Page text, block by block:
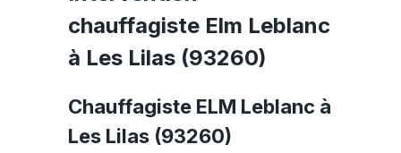
chauffagiste Elm Leblanc
à Les Lilas (93260)
Chauffagiste ELM Leblanc à
Les Lilas (93260)